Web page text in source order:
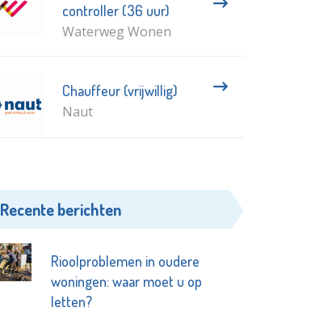
controller (36 uur)
Waterweg Wonen
Chauffeur (vrijwillig)
Naut
Recente berichten
Rioolproblemen in oudere
woningen: waar moet u op
letten?